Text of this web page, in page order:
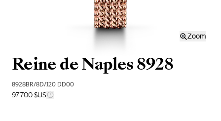
Zoom
Reine de Naples 8928
8928BR/8D/J20 DD00
97 700 $US